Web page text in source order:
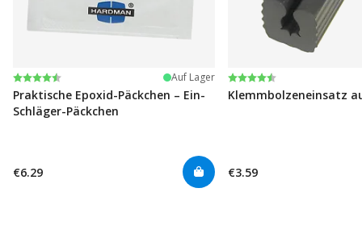
Bewertung:
4.6 von 5 Sternen Auf Lager
Praktische Epoxid-Päckchen – Ein-
Schläger-Päckchen
€6.29
Bewertung:
4.6 von 5 Sternen
Klemmbolzeneinsatz
€3.59